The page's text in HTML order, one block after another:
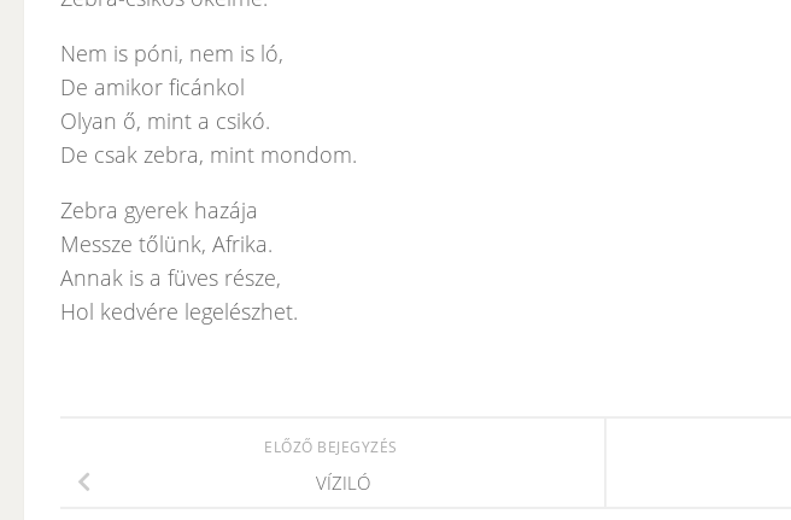
Nem is póni, nem is ló,
De amikor ficánkol
Olyan ő, mint a csikó.
De csak zebra, mint mondom.
Zebra gyerek hazája
Messze tőlünk, Afrika.
Annak is a füves része,
Hol kedvére legelészhet.
ELŐZŐ BEJEGYZÉS
VÍZILÓ